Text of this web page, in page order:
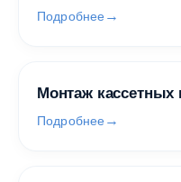
Подробнее
Монтаж кассетных
Подробнее